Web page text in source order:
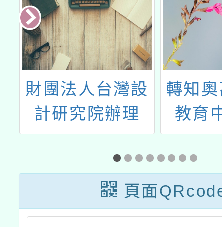
財團法人台灣設
計研究院辦理
「美的進化
論-2023教育部
美感教育計畫聯
展」及導覽活動
轉知
教育
113
日假
遊樂
生動
頁面